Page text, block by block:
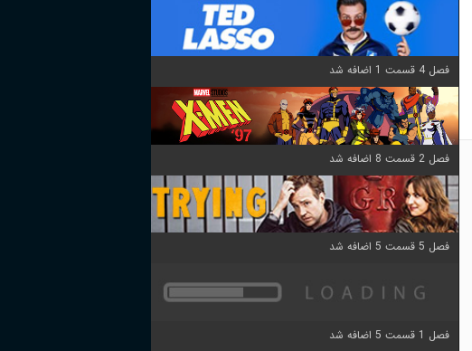
فصل 4 قسمت 1 اضافه شد
فصل 2 قسمت 8 اضافه شد
فصل 5 قسمت 5 اضافه شد
فصل 1 قسمت 5 اضافه شد